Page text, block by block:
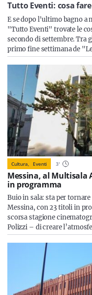
Servizi
Resta sempre
nostra newsletter
Iscriviti
Tutto Eventi: cosa
E se dopo l'ultimo bagno a
"Tutto Eventi" trovate le
secondo di settembre. Tra
primo fine settimana de
Cultura, Eventi 3'
Messina, al
in programma
Buio in sala: sta per
Messina, con 23 titoli in
scorsa stagione
Polizzi – di creare